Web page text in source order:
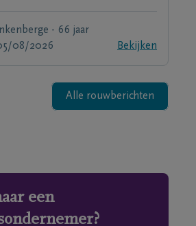
- 66 jaar
08/2026
Bekijken
Alle rouwberichten
een